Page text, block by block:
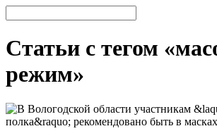
Статьи с тегом
режим»